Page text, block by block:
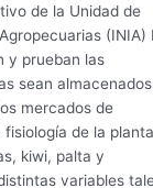
de la Unidad de
(INIA)
y prueban las
sean
mercados de
de la planta
kiwi, palta y
variables